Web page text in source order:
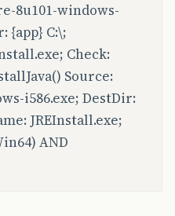
8u101-windows-
{app} C:\;
Check:
Source:
i586.exe; DestDir:
JREInstall.exe;
AND